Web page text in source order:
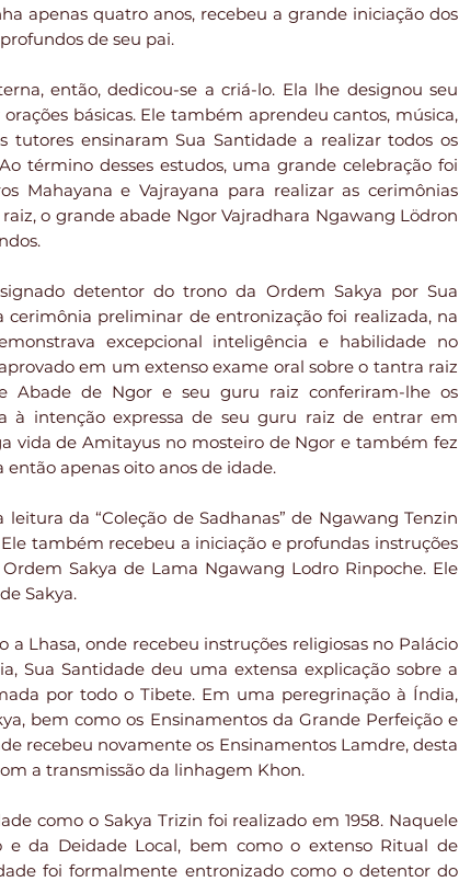
apenas quatro anos, recebeu a grande iniciação dos
de seu pai.
então, dedicou-se a criá-lo. Ela lhe designou seu
básicas. Ele também aprendeu cantos, música,
ensinaram Sua Santidade a realizar todos os
término desses estudos, uma grande celebração foi
Mahayana e Vajrayana para realizar as cerimônias
o grande abade Ngor Vajradhara Ngawang Lödron
detentor do trono da Ordem Sakya por Sua
cerimônia preliminar de entronização foi realizada, na
excepcional inteligência e habilidade no
em um extenso exame oral sobre o tantra raiz
Abade de Ngor e seu guru raiz conferiram-lhe os
à intenção expressa de seu guru raiz de entrar em
vida de Amitayus no mosteiro de Ngor e também fez
apenas oito anos de idade.
da “Coleção de Sadhanas” de Ngawang Tenzin
também recebeu a iniciação e profundas instruções
Sakya de Lama Ngawang Lodro Rinpoche. Ele
Sakya.
Lhasa, onde recebeu instruções religiosas no Palácio
Sua Santidade deu uma extensa explicação sobre a
por todo o Tibete. Em uma peregrinação à Índia,
bem como os Ensinamentos da Grande Perfeição e
recebeu novamente os Ensinamentos Lamdre, desta
a transmissão da linhagem Khon.
como o Sakya Trizin foi realizado em 1958. Naquele
da Deidade Local, bem como o extenso Ritual de
foi formalmente entronizado como o detentor do